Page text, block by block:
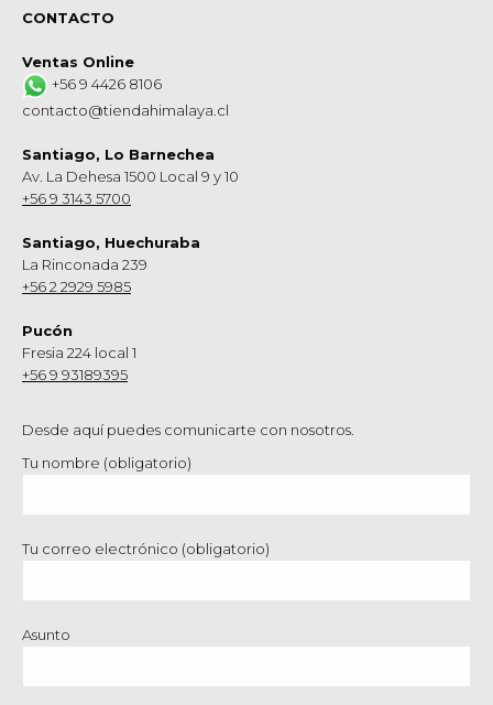
CONTACTO
Ventas Online
+56 9 4426 8106
contacto@tiendahimalaya.cl
Santiago, Lo Barnechea
Av. La Dehesa 1500 Local 9 y 10
+56 9 3143 5700
Santiago, Huechuraba
La Rinconada 239
+56 2 2929 5985
Pucón
Fresia 224 local 1
+56 9 93189395
Desde aquí puedes comunicarte con nosotros.
Tu nombre (obligatorio)
Tu correo electrónico (obligatorio)
Asunto